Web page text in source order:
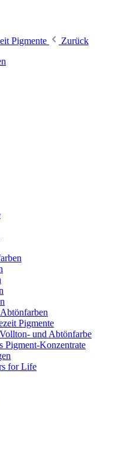
Pigmente
Zurück
Pigmente
und Abtönfarbe
Pigment-Konzentrate
for Life